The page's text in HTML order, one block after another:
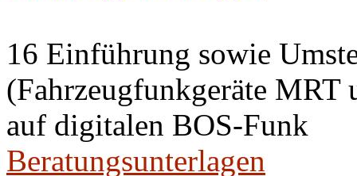
16 Einführung sowie
(Fahrzeugfunkgeräte MRT
auf digitalen BOS-Funk
Beratungsunterlagen